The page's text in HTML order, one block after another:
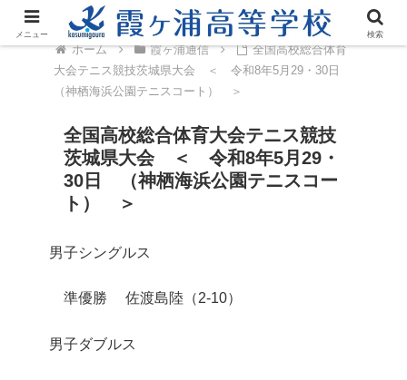
ホーム 霞ヶ浦通信
全国高校総合体育
大会テニス競技茨城県大会 ＜ 令和8年5月29・30日
（神栖海浜公園テニスコート） ＞
全国高校総合体育大会テニス競技
茨城県大会 ＜ 令和8年5月29・
30日 （神栖海浜公園テニスコー
ト） ＞
男子シングルス
準優勝 佐渡島陸（2-10）
男子ダブルス
メニュー 検索